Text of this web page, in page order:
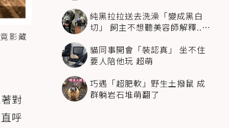
影藏
對
呼
純黑拉拉送去洗澡「變成黑白
切」 飼主不想聽美容師解釋..衝
貓同事開會「裝認真」 坐不住
要人陪他玩 超萌
巧遇「超肥軟」野生土撥鼠 成
群躺岩石堆萌翻了